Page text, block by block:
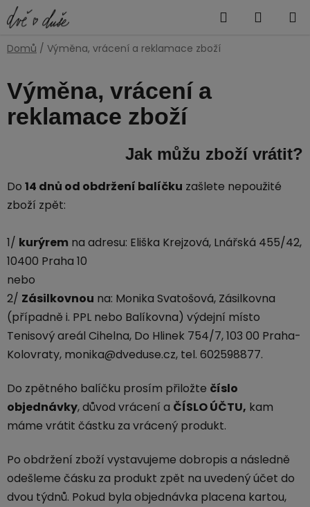
Přejít
na
Hledat
Domů / Výměna, vrácení a reklamace zboží
Výměna, vrácení a
reklamace zboží
Jak můžu zboží vrátit?
Do 14 dnů od obdržení balíčku zašlete nepoužité
zboží zpět:
1/ kurýrem na adresu: Eliška Krejzová, Lnářská 455/42,
10400 Praha 10
nebo
2/ Zásilkovnou na: Monika Svatošová, Zásilkovna
(případně i. PPL nebo Balíkovna) výdejní místo
Tenisový areál Cihelna, Do Hlinek 754/7, 103 00 Praha-
Kolovraty, monika@dveduse.cz, tel. 602598877.
Do zpětného balíčku prosím přiložte číslo
objednávky, důvod vrácení a ČÍSLO ÚČTU, kam
máme vrátit částku za vrácený produkt.
Po obdržení zboží vystavujeme dobropis a následně
odešleme čásku za produkt zpět na uvedený účet do
dvou týdnů. Pokud byla objednávka placena kartou,